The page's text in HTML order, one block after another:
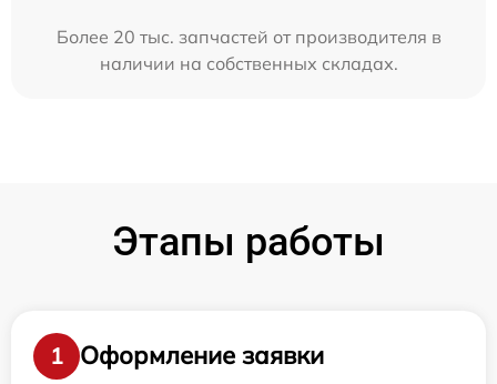
Более 20 тыс. запчастей от производителя в
наличии на собственных складах.
Этапы работы
1
Оформление заявки